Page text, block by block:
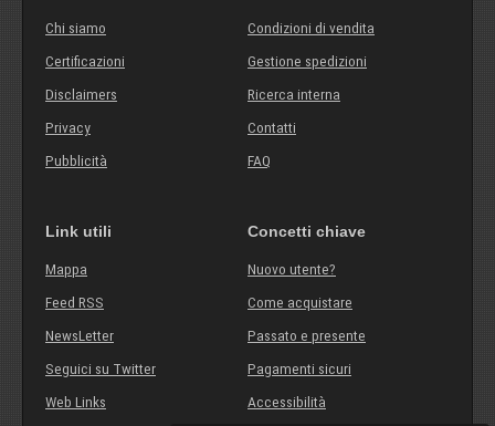
Chi siamo
Certificazioni
Disclaimers
Privacy
Pubblicità
Condizioni di vendita
Gestione spedizioni
Ricerca interna
Contatti
FAQ
Link utili
Mappa
Feed RSS
NewsLetter
Seguici su Twitter
Web Links
Concetti chiave
Nuovo utente?
Come acquistare
Passato e presente
Pagamenti sicuri
Accessibilità